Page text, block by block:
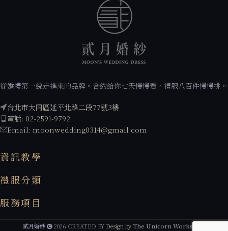
從婚禮第一線走進來的品牌。合約給你七天慢慢看，禮服八百件慢慢挑。
台北市大同區延平北路二段77號3樓
電話: 02-2591-9792
Email: moonwedding0314@gmail.com
資訊教學
禮服分類
服務項目
貳月婚紗 2026 CREATED BY Design byThe Unicorn Workshop